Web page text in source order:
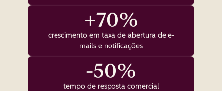
+70%
crescimento em taxa de abertura de e-
mails e notificações
-50%
tempo de resposta comercial